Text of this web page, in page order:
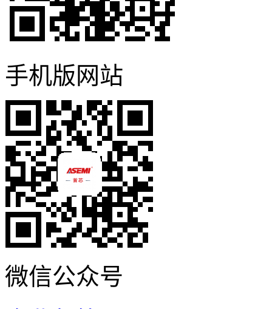
手机版网站
微信公众号